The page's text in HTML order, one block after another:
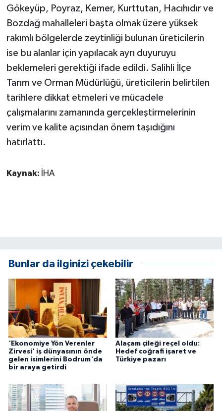
Gökeyüp, Poyraz, Kemer, Kurttutan, Hacıhıdır ve
Bozdağ mahalleleri başta olmak üzere yüksek
rakımlı bölgelerde zeytinliği bulunan üreticilerin
ise bu alanlar için yapılacak ayrı duyuruyu
beklemeleri gerektiği ifade edildi. Salihli İlçe
Tarım ve Orman Müdürlüğü, üreticilerin belirtilen
tarihlere dikkat etmeleri ve mücadele
çalışmalarını zamanında gerçekleştirmelerinin
verim ve kalite açısından önem taşıdığını
hatırlattı.
Kaynak: İHA
Bunlar da ilginizi çekebilir
'Ekonomiye Yön Verenler
Zirvesi' iş dünyasının önde
gelen isimlerini Bodrum'da
bir araya getirdi
Alaçam çileği reçel oldu:
Hedef coğrafi işaret ve
Türkiye pazarı
Otomobil
POLİTİKA
Sağlık
SİYASET
SPOR HABERLERİ
TEKNOLOJİ
Turizm